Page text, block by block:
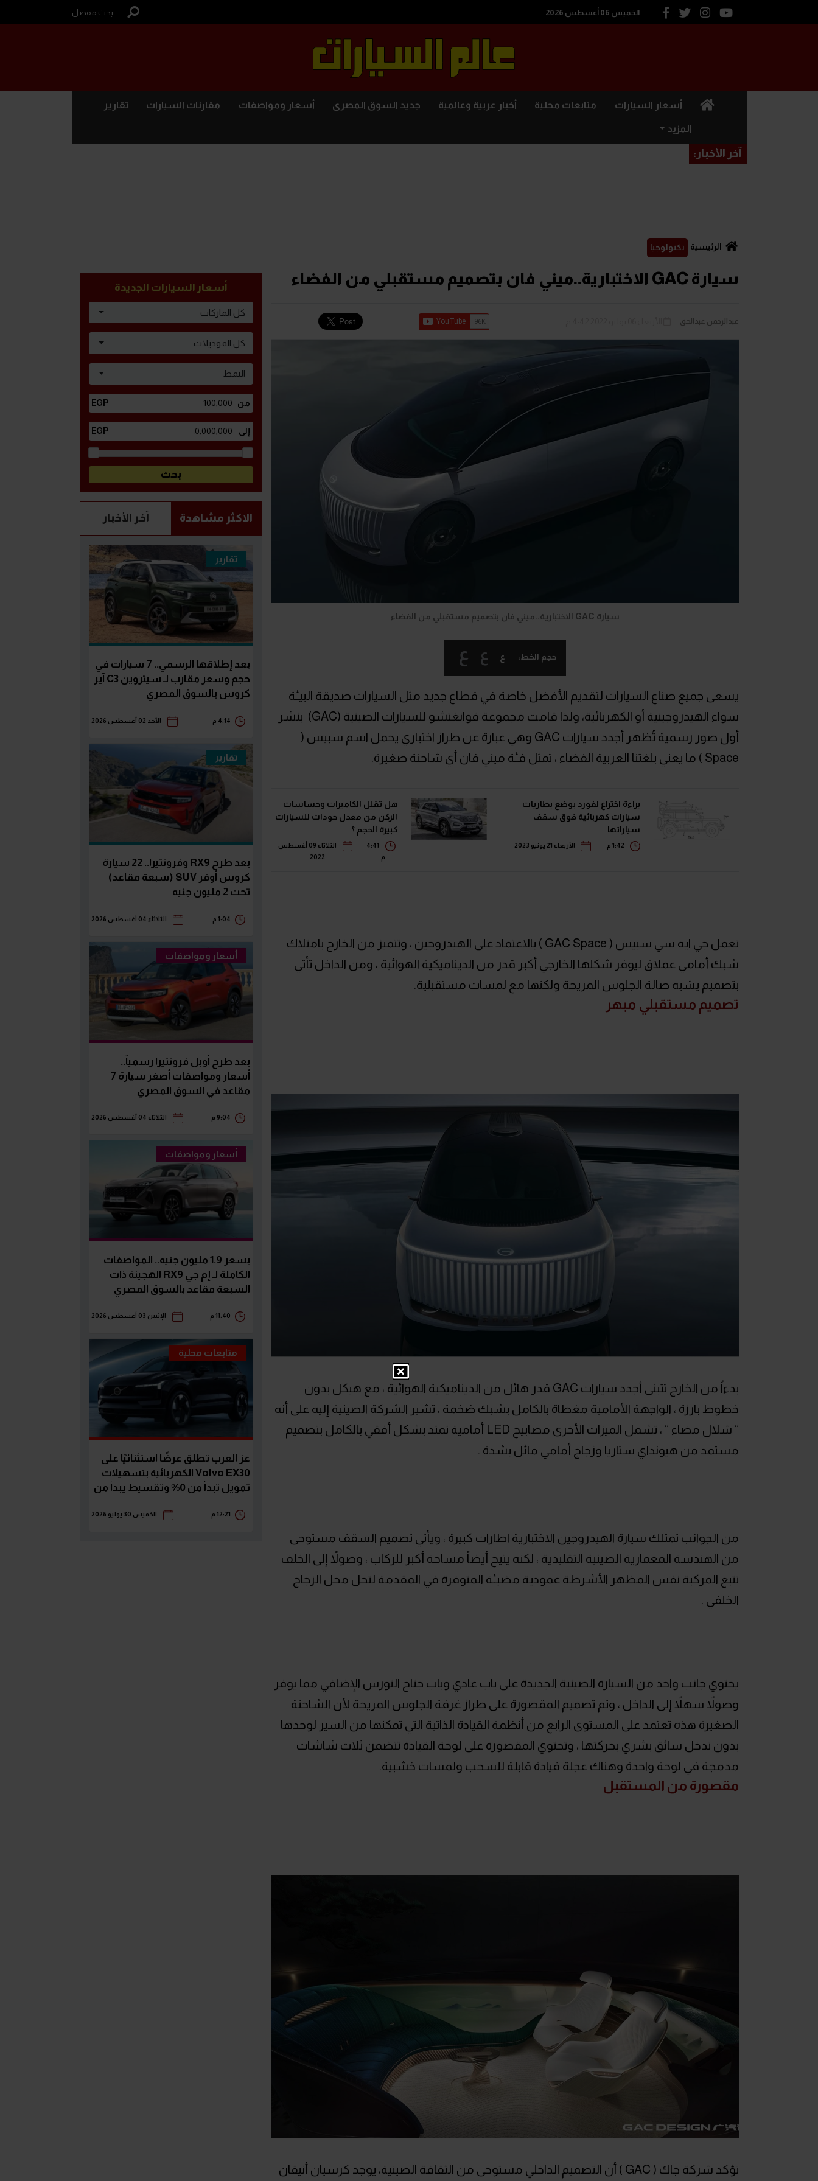
الخميس 06 أغسطس 2026 بحث مفصل
(current) أسعار السيارات متابعات محلية أخبار عربية وعالمية جديد السوق المصرى أسعار ومواصفات مقارنات السيارات تقارير
المزيد
آخر الأخبار:
الرئيسية تكنولوجيا
سيارة GAC الاختبارية..ميني فان بتصميم مستقبلي من الفضاء
عبدالرحمن عبدالحق
سيارة GAC الاختبارية..ميني فان بتصميم مستقبلي من الفضاء
حجم الخط: ع ع ع
يسعى جميع صناع السيارات لتقديم الأفضل خاصة في قطاع جديد مثل السيارات صديقة البيئة
سواء الهيدروجينية أو الكهربائية، ولذا قامت مجموعة قوانغتشو للسيارات الصينية (GAC) بنشر
أول صور رسمية تُظهر أجدد سيارات GAC وهي عبارة عن طراز اختباري يحمل اسم سبيس (
Space ) ما يعني بلغتنا العربية الفضاء ، تمثل فئة ميني فان أي شاحنة صغيرة.
براءة اختراع لفورد بوضع بطاريات
سيارات كهربائية فوق سقف
سياراتها
الأربعاء 21 يونيو 2023
هل تقلل الكاميرات وحساسات
الركن من معدل حوداث للسيارات
كبيرة الحجم ؟
4:41
م
الثلاثاء 09 أغسطس
2022
تعمل جي ايه سي سبيس ( GAC Space ) بالاعتماد على الهيدروجين ، وتتميز من الخارج بامتلاك
شبك أمامي عملاق ليوفر شكلها الخارجي أكبر قدر من الديناميكية الهوائية ، ومن الداخل تأتي
بتصميم يشبه صالة الجلوس المريحة ولكنها مع لمسات مستقبلية.
تصميم مستقبلي مبهر
بدءاً من الخارج تتبنى أجدد سيارات GAC قدر هائل من الديناميكية الهوائية ، مع هيكل بدون
خطوط بارزة ، الواجهة الأمامية مغطاة بالكامل بشبك ضخمة ، تشير الشركة الصينية إليه على أنه
” شلال مضاء ” ، تشمل الميزات الأخرى مصابيح LED أمامية تمتد بشكل أفقي بالكامل بتصميم
مستمد من هيونداي ستاريا وزجاج أمامي مائل بشدة .
من الجوانب تمتلك سيارة الهيدروجين الاختبارية اطارات كبيرة ، ويأتي تصميم السقف مستوحى
من الهندسة المعمارية الصينية التقليدية ، لكنه يتيح أيضاً مساحة أكبر للركاب ، وصولاً إلى الخلف
تتبع المركبة نفس المظهر الأشرطة عمودية مضيئة المتوفرة في المقدمة لتحل محل الزجاج
الخلفي .
يحتوي جانب واحد من السيارة الصينية الجديدة على باب عادي وباب جناح النورس الإضافي مما يوفر
وصولاً سهلاً إلى الداخل ، وتم تصميم المقصورة على طراز غرفة الجلوس المريحة لأن الشاحنة
الصغيرة هذه تعتمد على المستوى الرابع من أنظمة القيادة الذاتية التي تمكنها من السير لوحدها
بدون تدخل سائق بشري بحركتها ، وتحتوي المقصورة على لوحة القيادة تتضمن ثلاث شاشات
مدمجة في لوحة واحدة وهناك عجلة قيادة قابلة للسحب ولمسات خشبية.
مقصورة من المستقبل
تؤكد شركة جاك ( GAC ) أن التصميم الداخلي مستوحى من الثقافة الصينية، يوجد كرسيان أنيقان
أسعار السيارات الجديدة
كل الماركات
كل الموديلات
النمط
الاكثر مشاهدة آخر الأخبار
تقارير
بعد إطلاقها الرسمي.. 7 سيارات في
حجم وسعر مقارب لـ سيتروين C3 آير
كروس بالسوق المصري
4:14 م الأحد 02 أغسطس 2026
تقارير
بعد طرح RX9 وفرونتيرا.. 22 سيارة
كروس أوفر SUV (سبعة مقاعد)
تحت 2 مليون جنيه
1:04 م الثلاثاء 04 أغسطس 2026
أسعار ومواصفات
بعد طرح أوبل فرونتيرا رسمياً..
أسعار ومواصفات أصغر سيارة 7
مقاعد في السوق المصري
9:04 م الثلاثاء 04 أغسطس 2026
أسعار ومواصفات
بسعر 1.9 مليون جنيه.. المواصفات
الكاملة لـ إم جي RX9 الهجينة ذات
السبعة مقاعد بالسوق المصري
11:40 م الإثنين 03 أغسطس 2026
متابعات محلية
عز العرب تطلق عرضًا استثنائيًا على
Volvo EX30 الكهربائية بتسهيلات
تمويل تبدأ من 0% وتقسيط يبدأ من
12:21 م الخميس 30 يوليو 2026